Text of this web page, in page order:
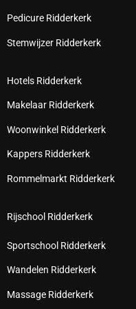
Pedicure Ridderkerk
Stemwijzer Ridderkerk
Hotels Ridderkerk
Makelaar Ridderkerk
Woonwinkel Ridderkerk
Kappers Ridderkerk
Rommelmarkt Ridderkerk
Rijschool Ridderkerk
Sportschool Ridderkerk
Wandelen Ridderkerk
Massage Ridderkerk